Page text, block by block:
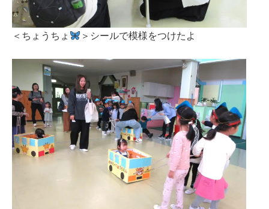
＜ちょうちょ ＞シールで模様をつけたよ